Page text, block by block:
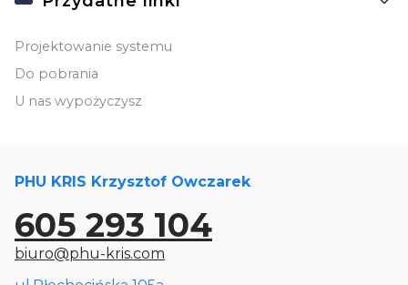
Projektowanie systemu
Do pobrania
U nas wypożyczysz
PHU KRIS Krzysztof Owczarek
605 293 104
biuro@phu-kris.com